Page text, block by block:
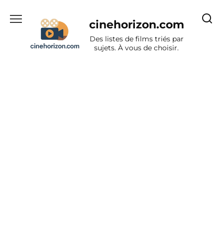
cinehorizon.com
Des listes de films triés par
sujets. À vous de choisir.